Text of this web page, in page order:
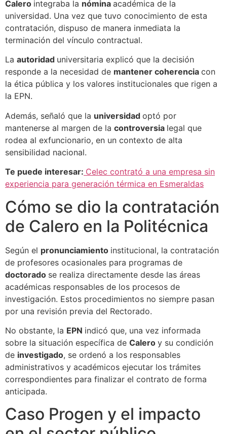
Calero integraba la nómina académica de la
universidad. Una vez que tuvo conocimiento de esta
contratación, dispuso de manera inmediata la
terminación del vínculo contractual.
La autoridad universitaria explicó que la decisión
responde a la necesidad de mantener coherencia con
la ética pública y los valores institucionales que rigen a
la EPN.
Además, señaló que la universidad optó por
mantenerse al margen de la controversia legal que
rodea al exfuncionario, en un contexto de alta
sensibilidad nacional.
Te puede interesar: Celec contrató a una empresa sin
experiencia para generación térmica en Esmeraldas
Cómo se dio la contratación
de Calero en la Politécnica
Según el pronunciamiento institucional, la contratación
de profesores ocasionales para programas de
doctorado se realiza directamente desde las áreas
académicas responsables de los procesos de
investigación. Estos procedimientos no siempre pasan
por una revisión previa del Rectorado.
No obstante, la EPN indicó que, una vez informada
sobre la situación específica de Calero y su condición
de investigado, se ordenó a los responsables
administrativos y académicos ejecutar los trámites
correspondientes para finalizar el contrato de forma
anticipada.
Caso Progen y el impacto